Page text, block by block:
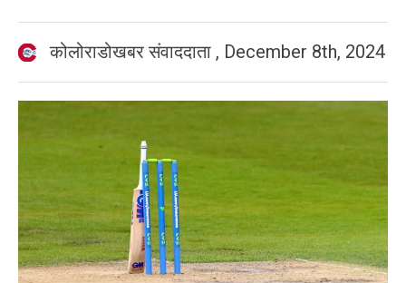
कोलोराडोखबर संवाददाता , December 8th, 2024